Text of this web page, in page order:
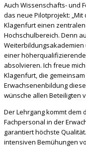
Auch Wissenschafts- und
das neue Pilotprojekt:
Klagenfurt einen
Hochschulbereich. Denn
einer
absolvieren. Ich freue
Klagenfurt, die
Erwachsenenbildung
wünsche allen Beteiligten
Der Lehrgang kommt
Fachpersonal in der
garantiert höchste
intensiven Bemühungen